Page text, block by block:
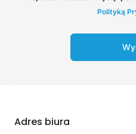
Polityką
Adres biura